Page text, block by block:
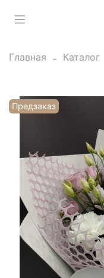
Главная Каталог
Предзаказ